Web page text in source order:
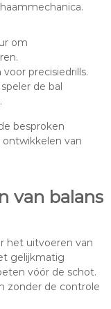
om
precisiedrills.
de bal
besproken
van
van balans
het uitvoeren van
gelijkmatig
vóór de schot.
zonder de controle